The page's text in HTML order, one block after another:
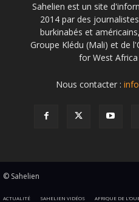
Sahelien est un site
2014 par des
burkinabés et
Groupe Klédu (Mali) et de
for West Africa
Nous contacter :
© Sahelien
ACTUALITÉ SAHELIEN VIDÉOS AFRIQUE DE